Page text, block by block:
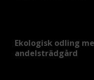
Ekologisk odling
andelsträdgård